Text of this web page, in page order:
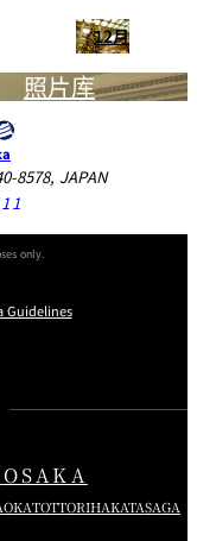
12月
照片库
8578, JAPAN
only.
Guidelines
OSAKA
TOTTORIHAKATASAGA